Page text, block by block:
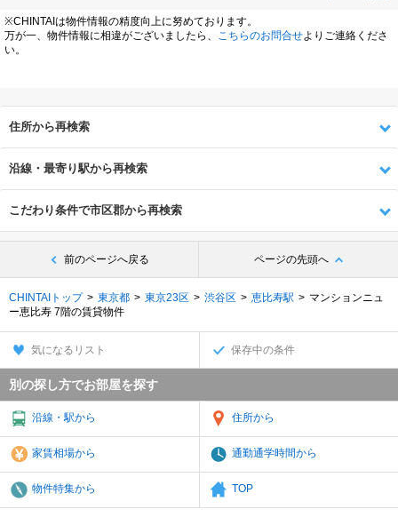
※CHINTAIは物件情報の精度向上に努めております。
万が一、物件情報に相違がございましたら、
こちらのお問合せよりご連絡くださ
い。
住所から再検索
沿線・最寄り駅から再検索
こだわり条件で市区郡から再検索
前のページへ戻る ページの先頭へ
CHINTAIトップ 東京都 東京23区 渋谷区 恵比寿駅
マンションニュ
ー恵比寿 7階の賃貸物件
気になるリスト 保存中の条件
別の探し方でお部屋を探す
沿線・駅から 住所から
家賃相場から 通勤通学時間から
物件特集から TOP